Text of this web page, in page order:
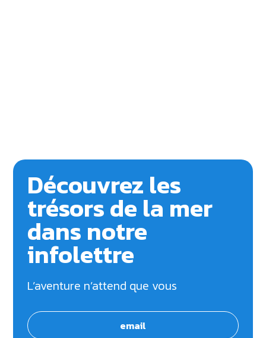
Découvrez les
trésors de la mer
dans notre
infolettre
L’aventure n’attend que vous